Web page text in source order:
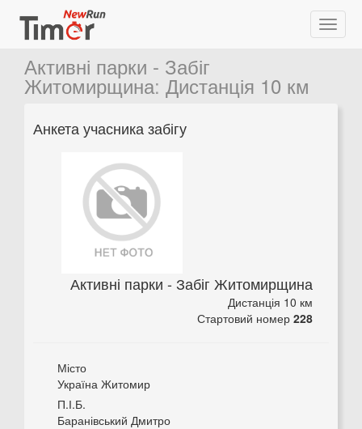
Активні парки - Забіг
Житомирщина: Дистанція 10 км
Анкета учасника забігу
Активні парки - Забіг Житомирщина
Дистанція 10 км
Стартовий номер 228
Місто
Україна Житомир
П.І.Б.
Баранівський Дмитро